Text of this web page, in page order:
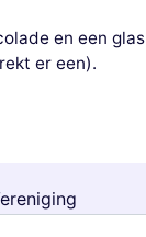
en een glas
er een).